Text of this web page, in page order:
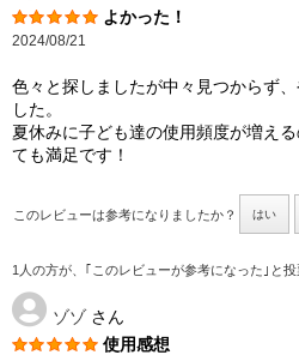
よかった！
2024/08/21
色々と探しましたが中々見つからず
した。
夏休みに子ども達の使用頻度が増え
ても満足です！
このレビューは参考になりましたか？ はい
1人の方が、｢このレビューが参考になった｣と投
ゾゾさん
使用感想